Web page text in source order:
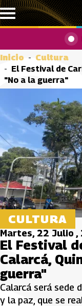
Pasar al contenido
Inicio
Cultura
El Festival de
"No a la guerra"
CULTURA
Martes, 22 Julio ,
El Festival
Calarcá,
guerra"
Calarcá será sede
y la paz, que se